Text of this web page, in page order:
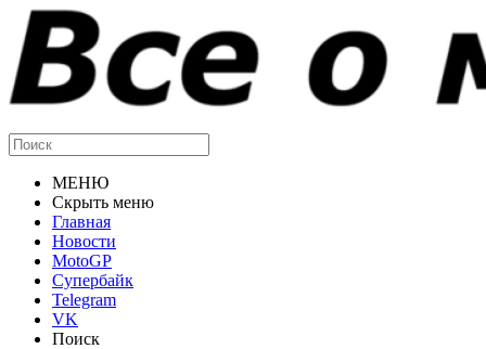
МЕНЮ
Скрыть меню
Главная
Новости
MotoGP
Супербайк
Telegram
VK
Поиск